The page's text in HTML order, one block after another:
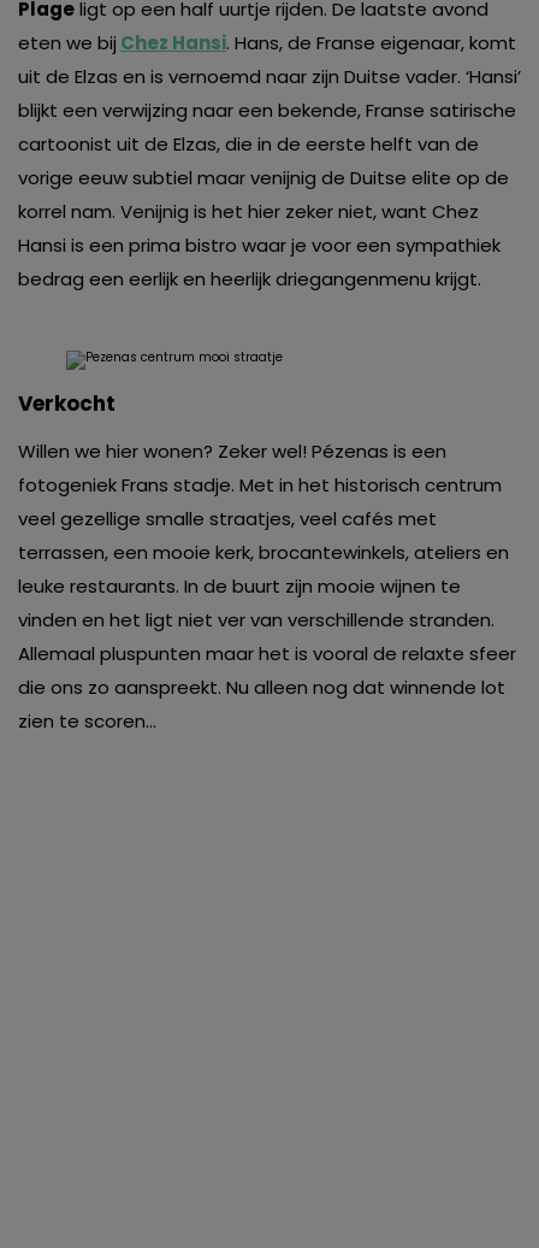
Plageligt op een half uurtje rijden. De laatste avond
eten we bij Chez Hansi. Hans, de Franse eigenaar, komt
uit de Elzas en is vernoemd naar zijn Duitse vader. ‘Hansi’
blijkt een verwijzing naar een bekende, Franse satirische
cartoonist uit de Elzas, die in de eerste helft van de
vorige eeuw subtiel maar venijnig de Duitse elite op de
korrel nam. Venijnig is het hier zeker niet, want Chez
Hansi is een prima bistro waar je voor een sympathiek
bedrag een eerlijk en heerlijk driegangenmenu krijgt.
Verkocht
Willen we hier wonen? Zeker wel! Pézenas is een
fotogeniek Frans stadje. Met in het historisch centrum
veel gezellige smalle straatjes, veel cafés met
terrassen, een mooie kerk, brocantewinkels, ateliers en
leuke restaurants. In de buurt zijn mooie wijnen te
vinden en het ligt niet ver van verschillende stranden.
Allemaal pluspunten maar het is vooral de relaxte sfeer
die ons zo aanspreekt. Nu alleen nog dat winnende lot
zien te scoren…